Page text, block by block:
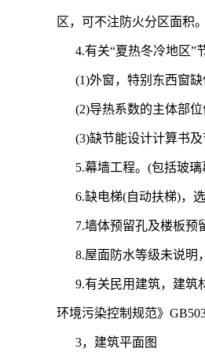
区，可不注防火分区面积。
4.有关“夏热冬冷地区”
(1)外窗，特别东西窗缺
(2)导热系数的主体部
(3)缺节能设计计算书
5.幕墙工程。(包括玻
6.缺电梯(自动扶梯)，
7.墙体预留孔及楼板预
8.屋面防水等级未说明
9.有关民用建筑，建筑
环境污染控制规范》
3，建筑平面图